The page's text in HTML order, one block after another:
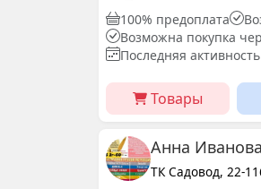
100% предоплата
Возможна покупка
Последняя
Товары
Анна Иванова
ТК Садовод, 22-